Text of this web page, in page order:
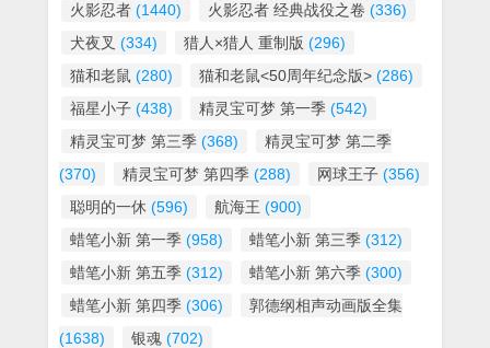
火影忍者 (1440) 火影忍者 经典战役之卷 (336)
犬夜叉 (334) 猎人×猎人 重制版 (296)
猫和老鼠 (280) 猫和老鼠<50周年纪念版> (286)
福星小子 (438) 精灵宝可梦 第一季 (542)
精灵宝可梦 第三季 (368)
精灵宝可梦 第二季
(370)
精灵宝可梦 第四季 (288) 网球王子 (356)
聪明的一休 (596) 航海王 (900)
蜡笔小新 第一季 (958) 蜡笔小新 第三季 (312)
蜡笔小新 第五季 (312) 蜡笔小新 第六季 (300)
蜡笔小新 第四季 (306)
郭德纲相声动画版全集
(1638)
银魂 (702)